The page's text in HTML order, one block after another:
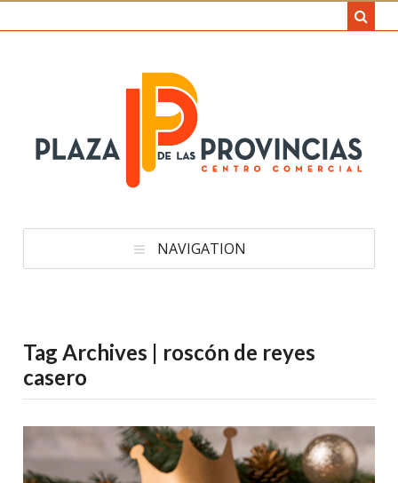
NAVIGATION
Tag Archives | roscón de reyes
casero